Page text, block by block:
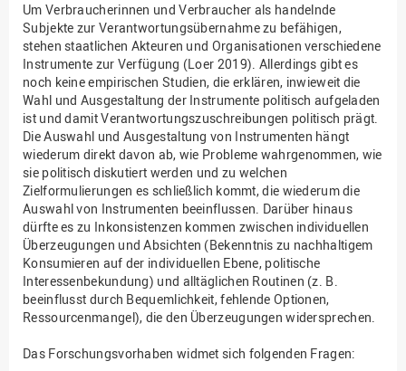
Um Verbraucherinnen und Verbraucher als handelnde
Subjekte zur Verantwortungsübernahme zu befähigen,
stehen staatlichen Akteuren und Organisationen verschiedene
Instrumente zur Verfügung (Loer 2019). Allerdings gibt es
noch keine empirischen Studien, die erklären, inwieweit die
Wahl und Ausgestaltung der Instrumente politisch aufgeladen
ist und damit Verantwortungszuschreibungen politisch prägt.
Die Auswahl und Ausgestaltung von Instrumenten hängt
wiederum direkt davon ab, wie Probleme wahrgenommen, wie
sie politisch diskutiert werden und zu welchen
Zielformulierungen es schließlich kommt, die wiederum die
Auswahl von Instrumenten beeinflussen. Darüber hinaus
dürfte es zu Inkonsistenzen kommen zwischen individuellen
Überzeugungen und Absichten (Bekenntnis zu nachhaltigem
Konsumieren auf der individuellen Ebene, politische
Interessenbekundung) und alltäglichen Routinen (z. B.
beeinflusst durch Bequemlichkeit, fehlende Optionen,
Ressourcenmangel), die den Überzeugungen widersprechen.
Das Forschungsvorhaben widmet sich folgenden Fragen: